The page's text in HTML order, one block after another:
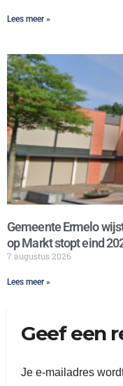
Lees meer »
Gemeente Ermelo
op Markt stopt eind
7 augustus 2026
Lees meer »
Geef een
Je e-mailadres